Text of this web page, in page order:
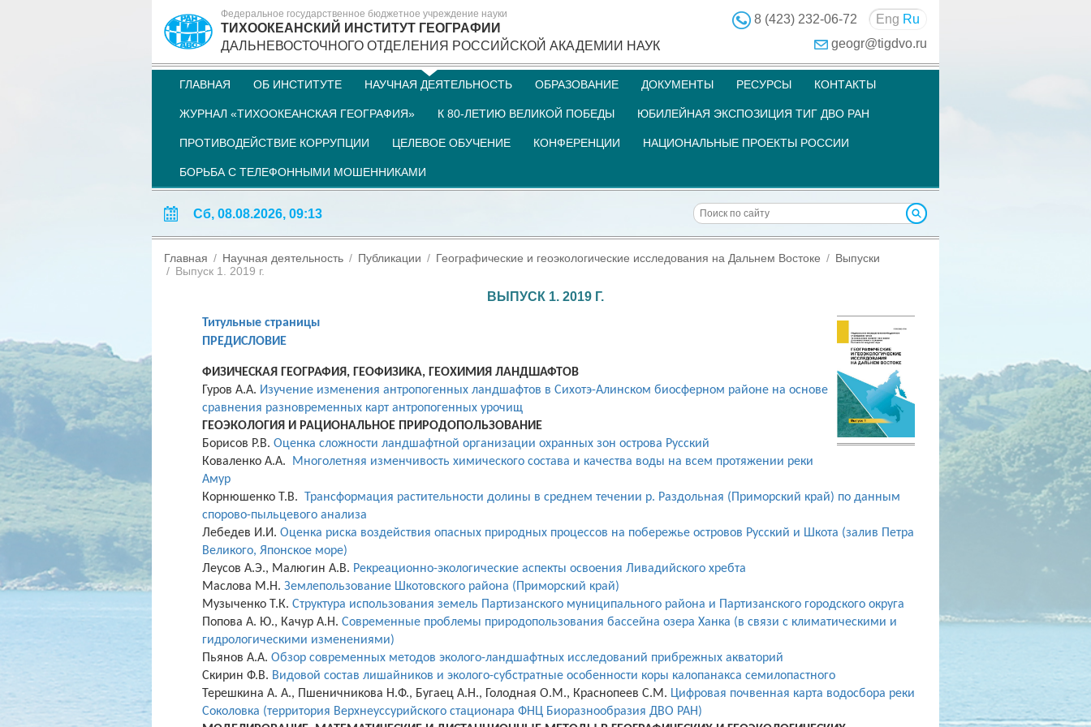
Федеральное государственное бюджетное учреждение науки
ТИХООКЕАНСКИЙ ИНСТИТУТ ГЕОГРАФИИ
ДАЛЬНЕВОСТОЧНОГО ОТДЕЛЕНИЯ РОССИЙСКОЙ АКАДЕМИИ НАУК
8 (423) 232-06-72 Eng Ru
geogr@tigdvo.ru
ГЛАВНАЯ ОБ ИНСТИТУТЕ НАУЧНАЯ ДЕЯТЕЛЬНОСТЬ ОБРАЗОВАНИЕ ДОКУМЕНТЫ РЕСУРСЫ КОНТАКТЫ
ЖУРНАЛ «ТИХООКЕАНСКАЯ ГЕОГРАФИЯ» К 80-ЛЕТИЮ ВЕЛИКОЙ ПОБЕДЫ ЮБИЛЕЙНАЯ ЭКСПОЗИЦИЯ ТИГ ДВО РАН
ПРОТИВОДЕЙСТВИЕ КОРРУПЦИИ ЦЕЛЕВОЕ ОБУЧЕНИЕ КОНФЕРЕНЦИИ НАЦИОНАЛЬНЫЕ ПРОЕКТЫ РОССИИ
БОРЬБА С ТЕЛЕФОННЫМИ МОШЕННИКАМИ
Сб, 08.08.2026, 09:13
Главная Научная деятельность Публикации Географические и геоэкологические исследования на Дальнем Востоке
Выпуски
Выпуск 1. 2019 г.
ВЫПУСК 1. 2019 Г.
Титульные страницы
ПРЕДИСЛОВИЕ
ФИЗИЧЕСКАЯ ГЕОГРАФИЯ, ГЕОФИЗИКА, ГЕОХИМИЯ ЛАНДШАФТОВ
Гуров А.А. Изучение изменения антропогенных ландшафтов в Сихотэ-Алинском биосферном районе на основе
сравнения разновременных карт антропогенных урочищ
ГЕОЭКОЛОГИЯ И РАЦИОНАЛЬНОЕ ПРИРОДОПОЛЬЗОВАНИЕ
Борисов Р.В.Оценка сложности ландшафтной организации охранных зон острова Русский
Коваленко А.А. Многолетняя изменчивость химического состава и качества воды на всем протяжении реки
Амур
Корнюшенко Т.В.
Трансформация растительности долины в среднемтечении р. Раздольная (Приморский край) по данным
спорово-пыльцевого анализа
Лебедев И.И.Оценка риска воздействия опасных природных процессов на побережье островов Русский и Шкота (залив Петра
Великого, Японское море)
Леусов А.Э., Малюгин А.В. Рекреационно-экологические аспекты освоения Ливадийского хребта
Маслова М.Н.Землепользование Шкотовского района (Приморский край)
Музыченко Т.К.Структура использования земель Партизанского муниципального района и Партизанского городского округа
Попова А. Ю., Качур А.Н.Современные проблемы природопользования бассейна озера Ханка (в связи с климатическими и
гидрологическими изменениями)
Пьянов А.А.Обзор современных методов эколого-ландшафтных исследований прибрежных акваторий
Скирин Ф.В. Видовой состав лишайников и эколого-субстратные особенности коры калопанакса семилопастного
Терешкина А. А., Пшеничникова Н.Ф., Бугаец А.Н., Голодная О.М., Краснопеев С.М. Цифровая почвенная карта водосбора реки
Соколовка (территория Верхнеуссурийского стационара ФНЦ Биоразнообразия ДВО РАН)